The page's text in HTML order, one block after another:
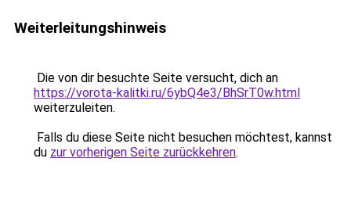
Weiterleitungshinweis
Die von dir besuchte Seite versucht, dich an
https://vorota-kalitki.ru/6ybQ4e3/BhSrT0w.html
weiterzuleiten.
Falls du diese Seite nicht besuchen möchtest, kannst
du zur vorherigen Seite zurückkehren.